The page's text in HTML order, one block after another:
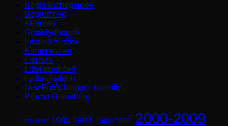
Bogbrancheguiden
Bogrummet
eReolen
Gratislydbog.dk
Internet Archive
Krimimessen
Librivox
Litteratursiden
Lydboghylden
NewPub's blogger-oversigt
Project Gutenberg
1970-1979 1980-1989 1990-1999 2000-2009